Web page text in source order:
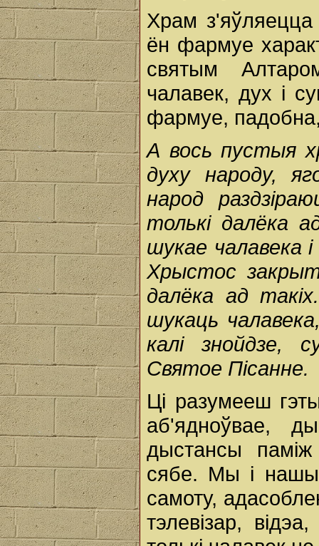
Храм з'яўляецца
ён фармуе
святым
чалавек, дух і
фармуе,
А вось пустыя
духу народу,
народ
толькі далёка
шукае чалавека
Хрыстос
далёка ад
шукаць
калі знойдзе,
Святое Пісанне.
Ці разумееш
аб'ядноўвае,
дыстансы
сябе. Мы і нашы
самоту,
тэлевізар,